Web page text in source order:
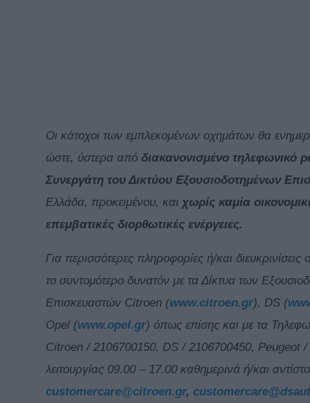
Οι κάτοχοι των εμπλεκομένων οχημάτων θα
ώστε, ύστερα από διακανονισμένο τηλεφωνικό
Συνεργάτη του Δικτύου Εξουσιοδοτημένων
Ελλάδα, προκειμένου, και χωρίς καμία
επεμβατικές διορθωτικές ενέργειες.
Για περισσότερες πληροφορίες ή/και
το συντομότερο δυνατόν με τα Δίκτυα των
Επισκευαστών Citroen (www.citroen.gr), DS (
Opel (www.opel.gr) όπως επίσης και με τα
Citroen / 2106700150, DS / 2106700450, Peugeot
λειτουργίας 09.00 – 17.00 καθημερινά ή/και
customercare@citroen.gr,